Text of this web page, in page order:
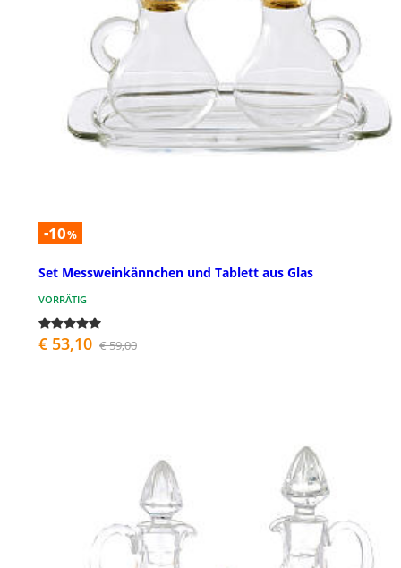
-10%
Set Messweinkännchen und Tablett aus Glas
VORRÄTIG
€ 53,10 € 59,00